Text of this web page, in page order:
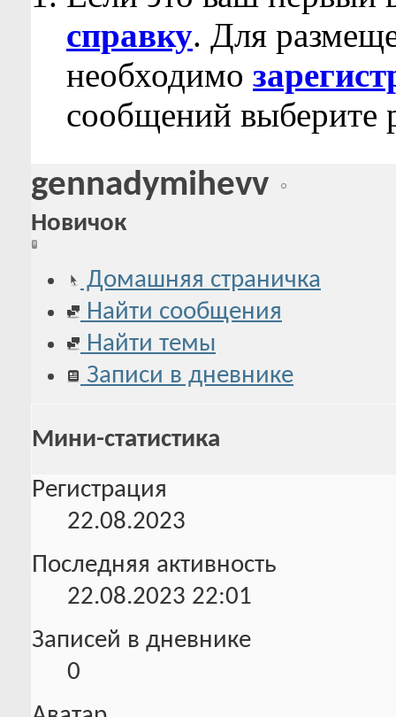
справку. Для
необходимо
сообщений выберите
gennadymihevv
Новичок
Домашняя страничка
Найти сообщения
Найти темы
Записи в дневнике
Мини-статистика
Регистрация
22.08.2023
Последняя активность
22.08.2023 22:01
Записей в дневнике
0